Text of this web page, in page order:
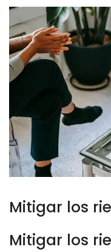
Mitigar los
Mitigar los